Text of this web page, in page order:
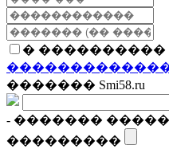
� ����������
������� Smi58.ru
- �������
���������